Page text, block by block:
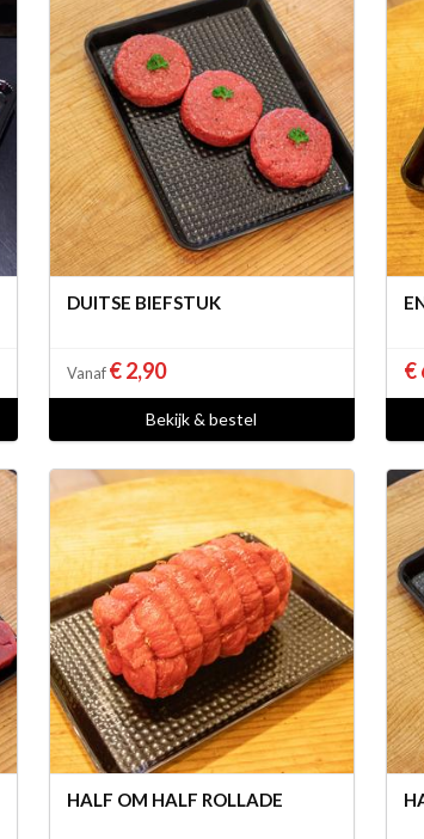
DUITSE BIEFSTUK
Vanaf € 2,90
Bekijk & bestel
€
HALF OM HALF ROLLADE